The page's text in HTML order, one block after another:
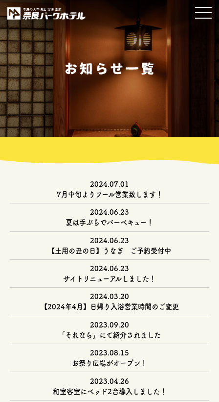
2024.07.01
7月中旬よりプール営業致します！
2024.06.23
夏は手ぶらでバーベキュー！
2024.06.23
【土用の丑の日】うなぎ ご予約受付中
2024.06.23
サイトリニューアルしました！
2024.03.20
【2024年4月】日帰り入浴営業時間のご変更
2023.09.20
「それなら」にて紹介されました
2023.08.15
お祭り広場がオープン！
2023.04.26
和室客室にベッド2台導入しました！